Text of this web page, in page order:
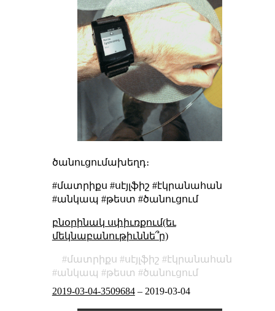
ծանուցումախեղդ։
#մատրիքս #սէյլֆիշ #էկրանահան
#անկապ #թեստ #ծանուցում
բնօրինակ սփիւռքում(եւ
մեկնաբանութիւննե՞ր)
մատրիքս սէյլֆիշ
էկրանահան
անկապ
թեստ
ծանուցում
2019-03-04-3509684– 2019-03-04